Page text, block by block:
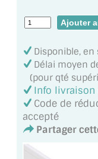
MIROIR TV
VERRE SUR
VERRE
VERRE TREMPÉ
PAROI DE
Disponible, en
Délai moyen
(pour qté
Info
Code de
accepté
Partager